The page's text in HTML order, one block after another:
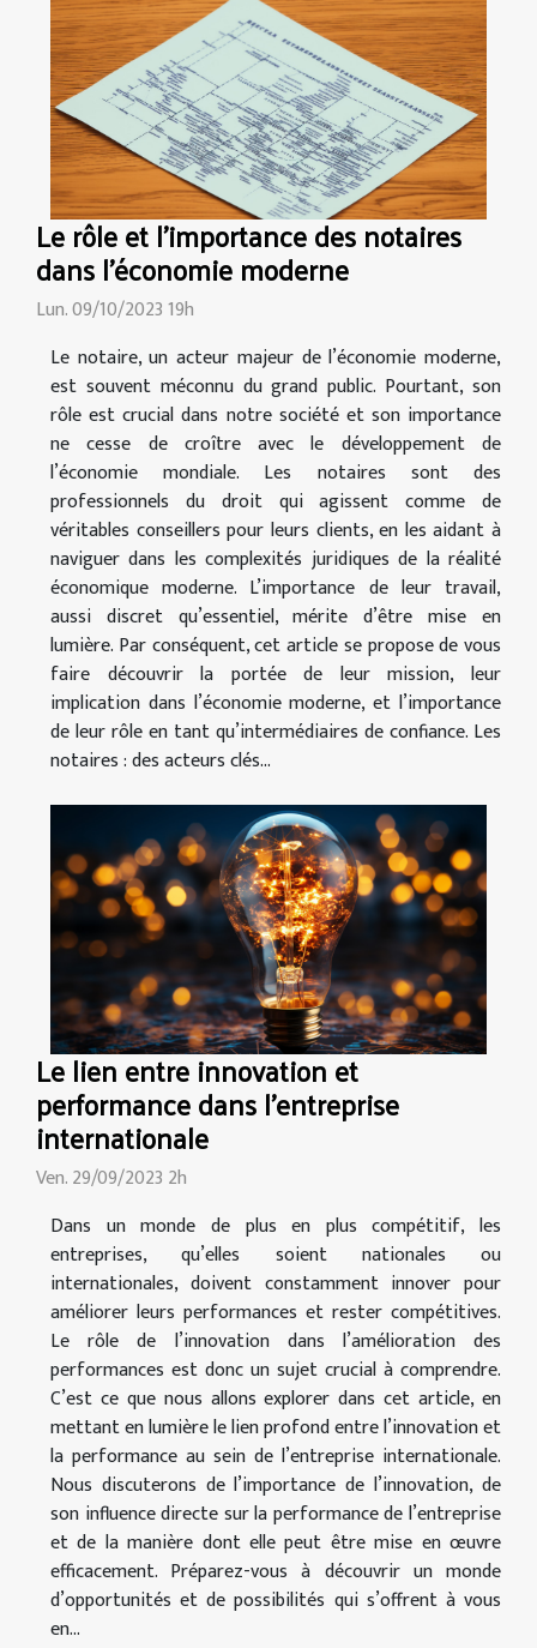
Le rôle et l'importance des notaires
dans l'économie moderne
Lun. 09/10/2023 19h
Le notaire, un acteur majeur de l’économie moderne,
est souvent méconnu du grand public. Pourtant, son
rôle est crucial dans notre société et son importance
ne cesse de croître avec le développement de
l’économie mondiale. Les notaires sont des
professionnels du droit qui agissent comme de
véritables conseillers pour leurs clients, en les aidant à
naviguer dans les complexités juridiques de la réalité
économique moderne. L’importance de leur travail,
aussi discret qu’essentiel, mérite d’être mise en
lumière. Par conséquent, cet article se propose de vous
faire découvrir la portée de leur mission, leur
implication dans l’économie moderne, et l’importance
de leur rôle en tant qu’intermédiaires de confiance. Les
notaires : des acteurs clés...
Le lien entre innovation et
performance dans l'entreprise
internationale
Ven. 29/09/2023 2h
Dans un monde de plus en plus compétitif, les
entreprises, qu’elles soient nationales ou
internationales, doivent constamment innover pour
améliorer leurs performances et rester compétitives.
Le rôle de l’innovation dans l’amélioration des
performances est donc un sujet crucial à comprendre.
C’est ce que nous allons explorer dans cet article, en
mettant en lumière le lien profond entre l’innovation et
la performance au sein de l’entreprise internationale.
Nous discuterons de l’importance de l’innovation, de
son influence directe sur la performance de l’entreprise
et de la manière dont elle peut être mise en œuvre
efficacement. Préparez-vous à découvrir un monde
d’opportunités et de possibilités qui s’offrent à vous
en...